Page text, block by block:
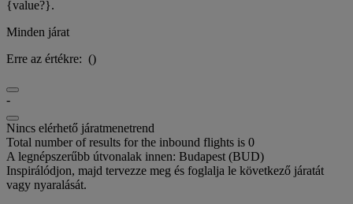
{value?}.
Minden járat
Erre az értékre: ()
-
Nincs elérhető járatmenetrend
Total number of results for the inbound flights is 0
A legnépszerűbb útvonalak innen: Budapest (BUD)
Inspirálódjon, majd tervezze meg és foglalja le következő járatát
vagy nyaralását.